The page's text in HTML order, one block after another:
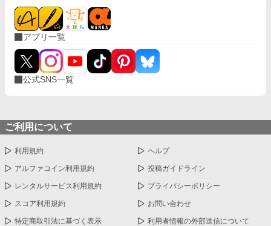
アプリ一覧
公式SNS一覧
ご利用について
利用規約 ヘルプ
アルファコイン利用規約 投稿ガイドライン
レンタルサービス利用規約 プライバシーポリシー
スコア利用規約 お問い合わせ
特定商取引法に基づく表示 利用者情報の外部送信について